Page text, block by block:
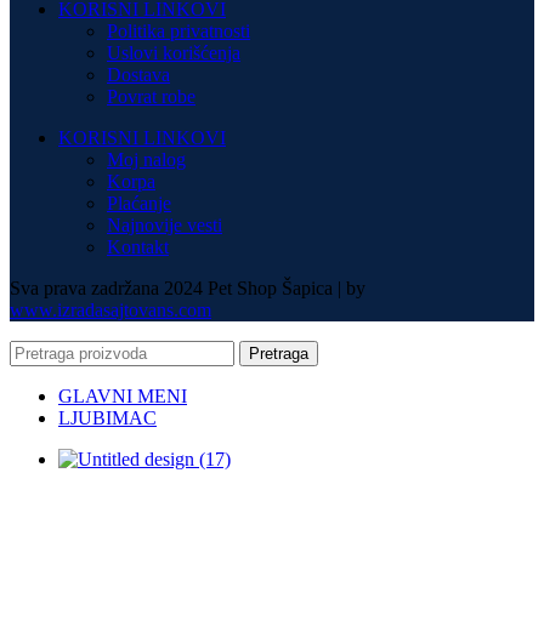
KORISNI LINKOVI
Politika privatnosti
Uslovi korišćenja
Dostava
Povrat robe
KORISNI LINKOVI
Moj nalog
Korpa
Plaćanje
Najnovije vesti
Kontakt
Sva prava zadržana 2024 Pet Shop Šapica | by
www.izradasajtovans.com
Pretraga
GLAVNI MENI
LJUBIMAC